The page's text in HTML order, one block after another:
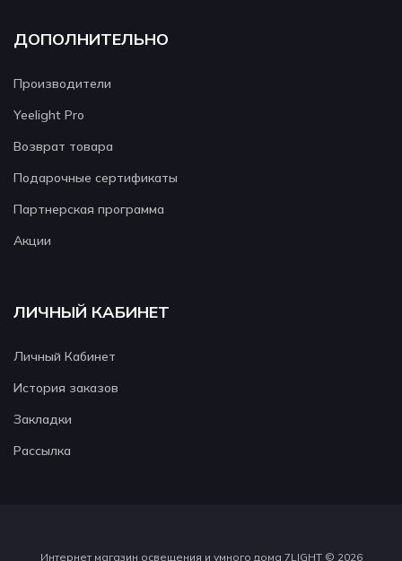
ДОПОЛНИТЕЛЬНО
Производители
Yeelight Pro
Возврат товара
Подарочные сертификаты
Партнерская программа
Акции
ЛИЧНЫЙ КАБИНЕТ
Личный Кабинет
История заказов
Закладки
Рассылка
Интернет магазин освещения и умного дома 7LIGHT © 2026